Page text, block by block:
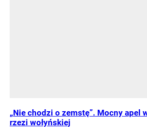
„Nie chodzi o zemstę”. Mocny apel
rzezi wołyńskiej